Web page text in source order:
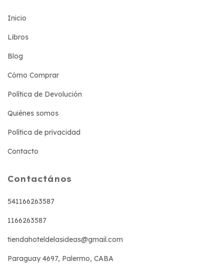
Inicio
Libros
Blog
Cómo Comprar
Política de Devolución
Quiénes somos
Política de privacidad
Contacto
Contactános
541166263587
1166263587
tiendahoteldelasideas@gmail.com
Paraguay 4697, Palermo, CABA